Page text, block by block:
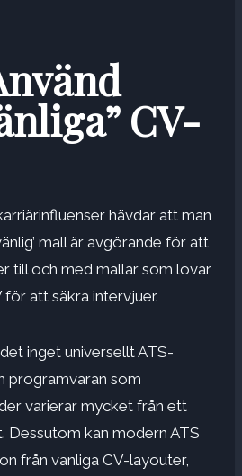
CV-
hävdar att man
mall är avgörande för att
till och med mallar som lovar
för att säkra intervjuer.
inget universellt ATS-
programvaran som
varierar mycket från ett
Dessutom kan modern ATS
från vanliga CV-layouter,